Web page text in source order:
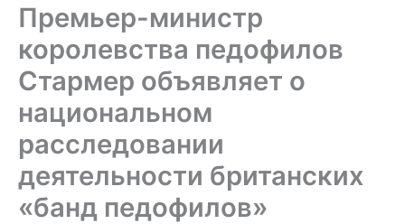
Премьер-министр
королевства педофилов
Стармер объявляет о
национальном
расследовании
деятельности британских
«банд педофилов»